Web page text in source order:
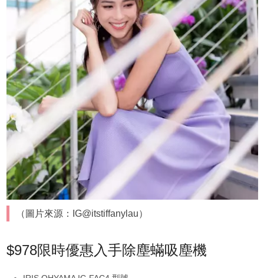
（圖片來源：IG@itstiffanylau）
$978限時優惠入手除塵蟎吸塵機